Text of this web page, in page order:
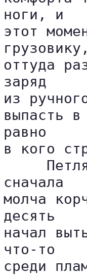
ноги, и
этот
оттуда
заряд
из
выпасть
равно
в кого
сначала
молча
десять
начал
что-то
среди